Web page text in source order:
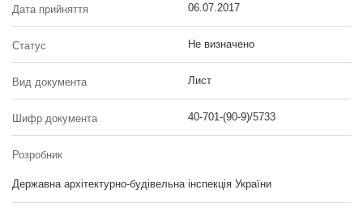
Дата прийняття 06.07.2017
Статус Не визначено
Вид документа Лист
Шифр документа 40-701-(90-9)/5733
Розробник
Державна архітектурно-будівельна інспекція України